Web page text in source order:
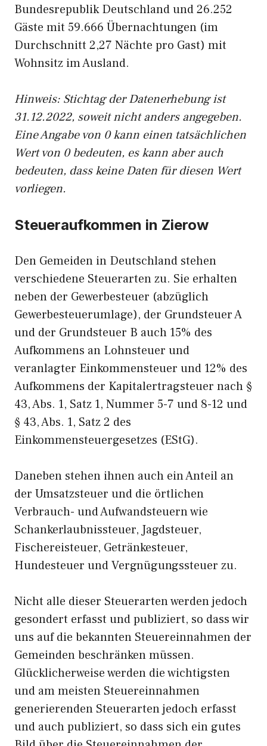
Bundesrepublik Deutschland und 26.252
Gäste mit 59.666 Übernachtungen (im
Durchschnitt 2,27 Nächte pro Gast) mit
Wohnsitz im Ausland.
Hinweis: Stichtag der Datenerhebung ist
31.12.2022, soweit nicht anders angegeben.
Eine Angabe von 0 kann einen tatsächlichen
Wert von 0 bedeuten, es kann aber auch
bedeuten, dass keine Daten für diesen Wert
vorliegen.
Steueraufkommen in Zierow
Den Gemeiden in Deutschland stehen
verschiedene Steuerarten zu. Sie erhalten
neben der Gewerbesteuer (abzüglich
Gewerbesteuerumlage), der Grundsteuer A
und der Grundsteuer B auch 15% des
Aufkommens an Lohnsteuer und
veranlagter Einkommensteuer und 12% des
Aufkommens der Kapitalertragsteuer nach §
43, Abs. 1, Satz 1, Nummer 5-7 und 8-12 und
§ 43, Abs. 1, Satz 2 des
Einkommensteuergesetzes (EStG).
Daneben stehen ihnen auch ein Anteil an
der Umsatzsteuer und die örtlichen
Verbrauch- und Aufwandsteuern wie
Schankerlaubnissteuer, Jagdsteuer,
Fischereisteuer, Getränkesteuer,
Hundesteuer und Vergnügungssteuer zu.
Nicht alle dieser Steuerarten werden jedoch
gesondert erfasst und publiziert, so dass wir
uns auf die bekannten Steuereinnahmen der
Gemeinden beschränken müssen.
Glücklicherweise werden die wichtigsten
und am meisten Steuereinnahmen
generierenden Steuerarten jedoch erfasst
und auch publiziert, so dass sich ein gutes